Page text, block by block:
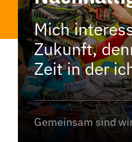
Mich
Zukunft,
Zeit in der
Gemeinsam sind